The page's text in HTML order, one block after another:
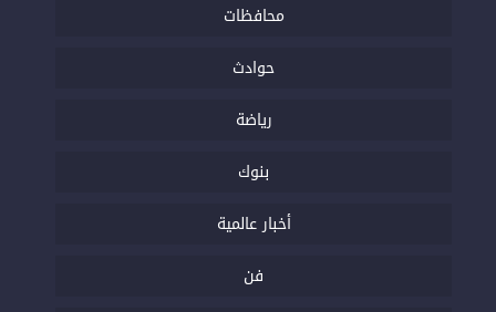
محافظات
حوادث
رياضة
بنوك
أخبار عالمية
فن